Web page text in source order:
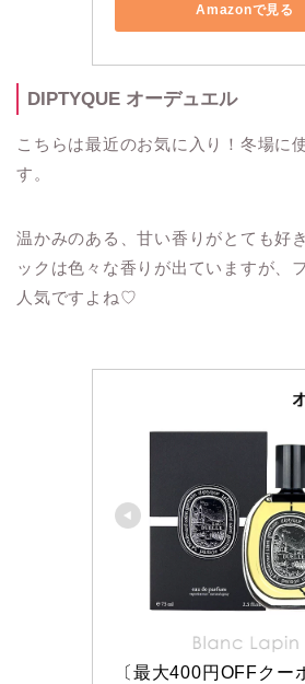
Amazonで見る
DIPTYQUE オーデュエル
こちらは最近のお気に入り！冬場に
す。
温かみのある、甘い香りがとても好
ックは色々な香りが出ていますが、
人気ですよね♡
〔最大400円OFFクー